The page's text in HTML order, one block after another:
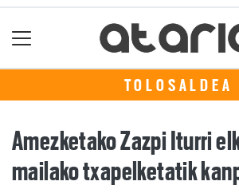
TOLOSALDEA
Amezketako Zazpi Iturri
mailako txapelketatik